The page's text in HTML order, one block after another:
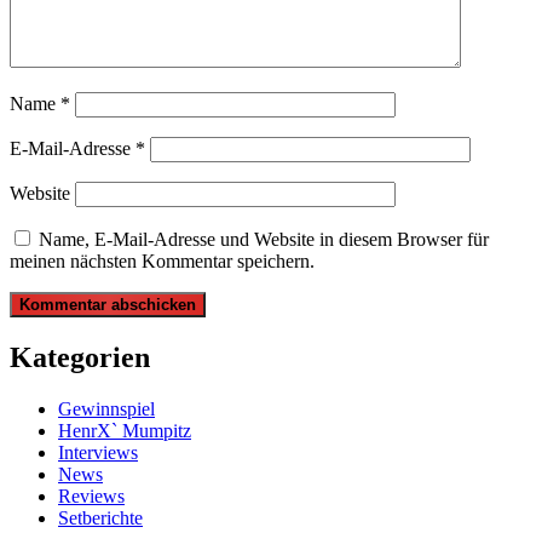
Name *
E-Mail-Adresse *
Website
Name, E-Mail-Adresse und Website in diesem Browser für
meinen nächsten Kommentar speichern.
Kategorien
Gewinnspiel
HenrX` Mumpitz
Interviews
News
Reviews
Setberichte